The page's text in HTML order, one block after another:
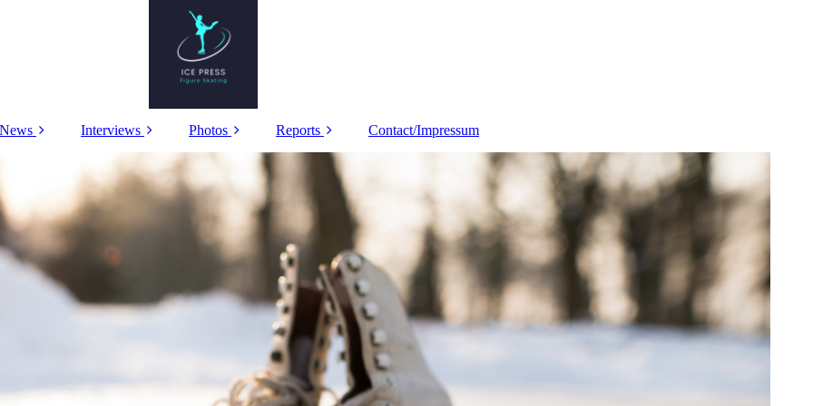
News Interviews
Alexandra
Stepanova/Ivan
Bukin
Video Interviews
Sofia Samodelkina
Tea or Coffee
Adelia Petrosian
Photos
Worlds 2026 in
Prague
Europeans 2026 in
Sheffield
U.S. Nationals 2026
Russian Nationals
2026
CInderella Ice Show
German Nationals
2026
Reports
Europameisterschaft
2026 in Sheffield
German Nationals
2026
Grand Prix de France
2025
The Book of Figure
Skating by Johanna
Allik
Nebelhorn Trophy
2025
Contact/Impressum